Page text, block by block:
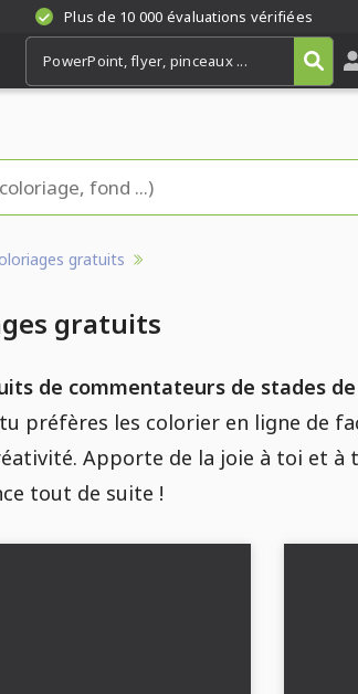
Plus de 10 000 évaluations vérifiées
gratuits
gratuits
de commentateurs de stades
préfères les colorier en ligne de
Apporte de la joie à toi et à
tout de suite !